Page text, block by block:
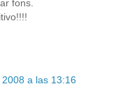
fons.
a las 13:16